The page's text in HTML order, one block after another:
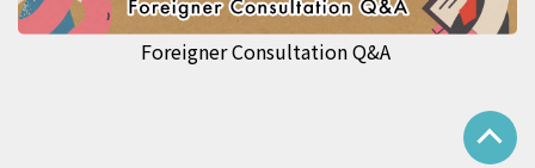
Foreigner Consultation Q&A